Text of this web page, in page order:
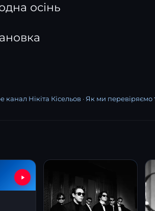
осінь
канал Нікіта Кісельов · Як ми перевіряємо